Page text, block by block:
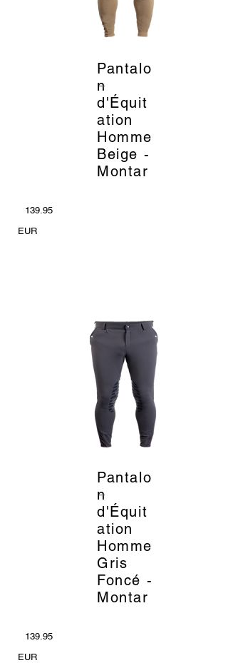
Pantalo
n
d'Équit
ation
Homme
Beige -
Montar
_
139.95
EUR
Pantalo
n
d'Équit
ation
Homme
Gris
Foncé -
Montar
_
139.95
EUR